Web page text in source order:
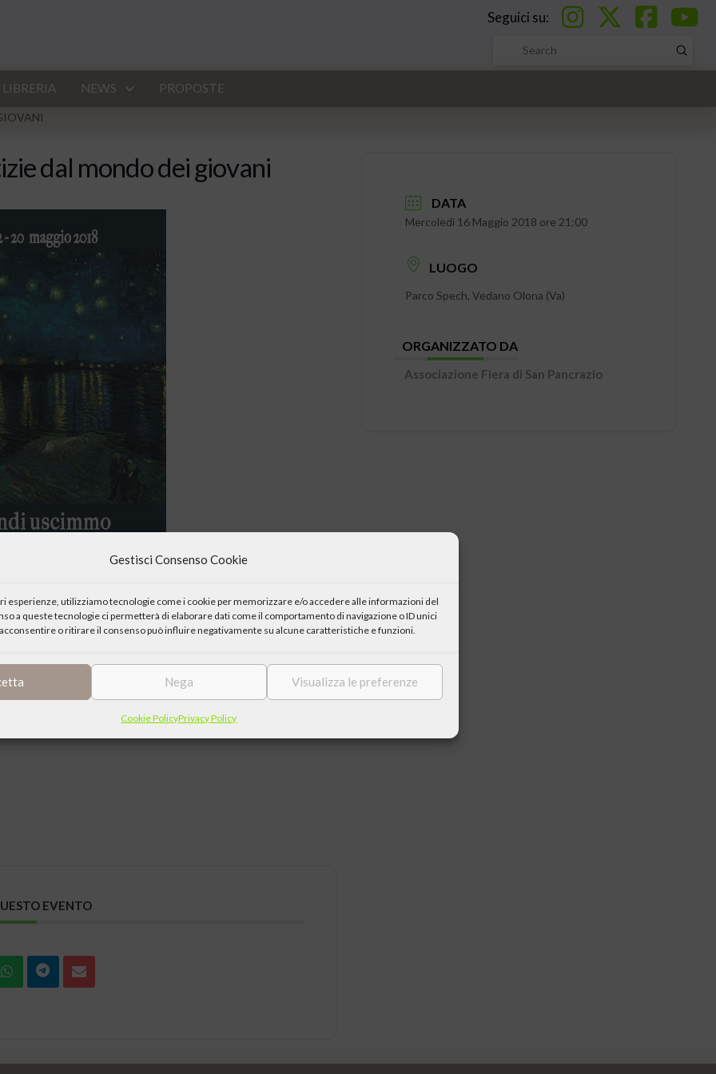
Gestisci Consenso Cookie
esperienze, utilizziamo tecnologie come i cookie per memorizzare e/o accedere alle informazioni del
a queste tecnologie ci permetterà di elaborare dati come il comportamento di navigazione o ID unici
o ritirare il consenso può influire negativamente su alcune caratteristiche e funzioni.
Nega Visualizza le preferenze
Cookie PolicyPrivacy Policy
Seguici su:
Search
Submit
LIBRERIA NEWS PROPOSTE
dal mondo dei giovani
Pancrazio AIC segnala l’incontro “Buone notizie dal mondo dei
e responsabile del supplemento settimanale “Buone Notizie”.
Farmaceutico.
EVENTO
DATA
Mercoledì 16 Maggio 2018 ore 21:00
LUOGO
Parco Spech, Vedano Olona (Va)
ORGANIZZATO DA
Associazione Fiera di San Pancrazio